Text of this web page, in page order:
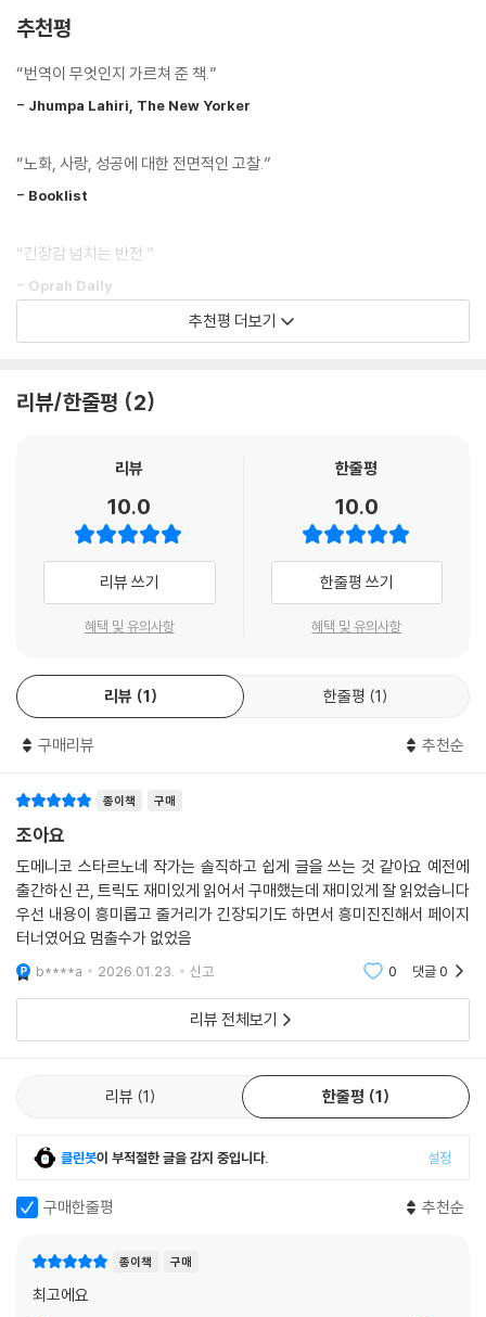
추천평
“번역이 무엇인지 가르쳐 준 책.”
- Jhumpa Lahiri, The New Yorker
“노화, 사랑, 성공에 대한 전면적인 고찰.”
- Booklist
“긴장감 넘치는 반전.”
- Oprah Daily
“스타르노네 최고의 작품”
- Reading in Translation
“우리 시대 이탈리아의 가장 뛰어난 소설가 중 한 명.”
- Tim Parks, The Guardian
“유머와 공포의 비빔밥처럼 멈출수가 없다.”
- The Chicago Tribune
추천평 더보기
리뷰/한줄평 2
리뷰
10.0
리뷰 쓰기
혜택 및 유의사항
한줄평
10.0
한줄평 쓰기
혜택 및 유의사항
리뷰 1 한줄평 1
구매리뷰 추천순
종이책 구매
조아요
도메니코 스타르노네 작가는 솔직하고 쉽게 글을 쓰는 것 같아요 예전에
출간하신 끈, 트릭도 재미있게 읽어서 구매했는데 재미있게 잘 읽었습니다
우선 내용이 흥미롭고 줄거리가 긴장되기도 하면서 흥미진진해서 페이지
터너였어요 멈출수가 없었음
b****a 2026.01.23. 신고 0 댓글0
리뷰 전체보기
리뷰 1 한줄평 1
클린봇이 부적절한 글을 감지 중입니다. 설정
구매한줄평 추천순
종이책 구매
최고에요